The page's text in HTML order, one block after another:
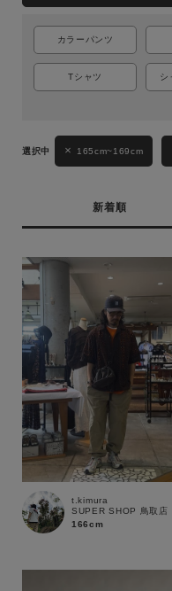
カラーパンツ
Tシャツ シ
165cm~169cm
新着順
t.kimura
SUPER SHOP 鳥取店
166cm